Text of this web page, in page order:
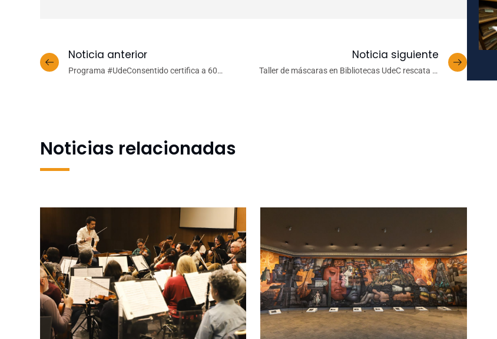
Noticia anterior
Programa #UdeConsentido certifica a 60
Noticia siguiente
Taller de máscaras en Bibliotecas UdeC rescata la
Noticias relacionadas